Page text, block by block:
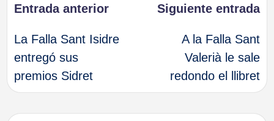
Navegación
de
entradas
Entrada anterior
La Falla Sant Isidre
entregó sus
premios Sidret
Siguiente entrada
A la Falla Sant
Valerià le sale
redondo el llibret